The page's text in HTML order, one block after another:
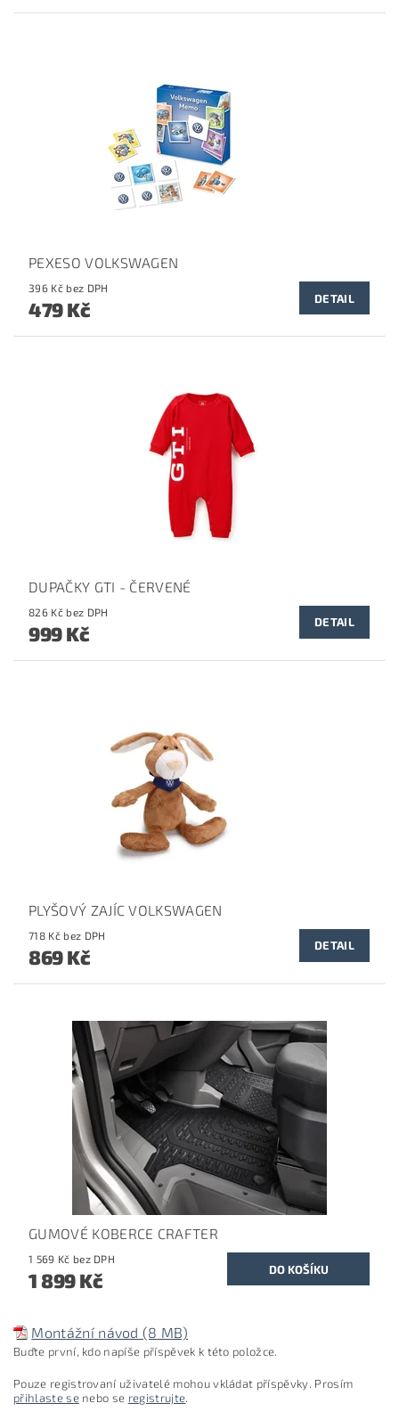
PEXESO VOLKSWAGEN
396 Kč bez DPH
479 Kč DETAIL
DUPAČKY GTI - ČERVENÉ
826 Kč bez DPH
999 Kč DETAIL
PLYŠOVÝ ZAJÍC VOLKSWAGEN
718 Kč bez DPH
869 Kč DETAIL
GUMOVÉ KOBERCE CRAFTER
1 569 Kč bez DPH
1 899 Kč
Montážní návod (8 MB)
Buďte první, kdo napíše příspěvek k této položce.
Pouze registrovaní uživatelé mohou vkládat příspěvky. Prosím
přihlaste senebo se registrujte.